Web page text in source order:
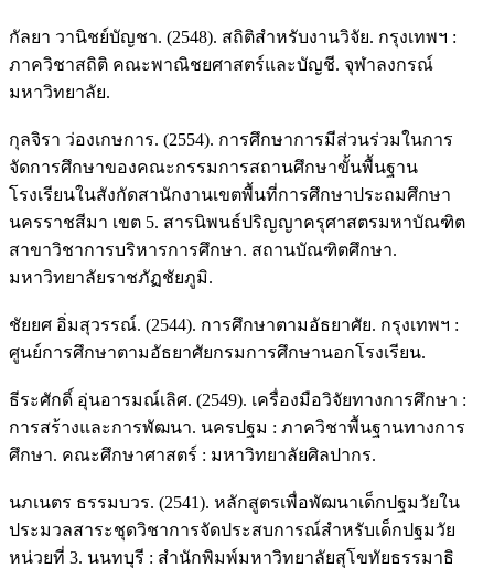
กัลยา วานิชย์บัญชา. (2548). สถิติสำหรับงานวิจัย. กรุงเทพฯ :
ภาควิชาสถิติ คณะพาณิชยศาสตร์และบัญชี. จุฬาลงกรณ์
มหาวิทยาลัย.
กุลจิรา ว่องเกษการ. (2554). การศึกษาการมีส่วนร่วมในการ
จัดการศึกษาของคณะกรรมการสถานศึกษาขั้นพื้นฐาน
โรงเรียนในสังกัดสานักงานเขตพื้นที่การศึกษาประถมศึกษา
นครราชสีมา เขต 5. สารนิพนธ์ปริญญาครุศาสตรมหาบัณฑิต
สาขาวิชาการบริหารการศึกษา. สถานบัณฑิตศึกษา.
มหาวิทยาลัยราชภัฏชัยภูมิ.
ชัยยศ อิ่มสุวรรณ์. (2544). การศึกษาตามอัธยาศัย. กรุงเทพฯ :
ศูนย์การศึกษาตามอัธยาศัยกรมการศึกษานอกโรงเรียน.
ธีระศักดิ์ อุ่นอารมณ์เลิศ. (2549). เครื่องมือวิจัยทางการศึกษา :
การสร้างและการพัฒนา. นครปฐม : ภาควิชาพื้นฐานทางการ
ศึกษา. คณะศึกษาศาสตร์ : มหาวิทยาลัยศิลปากร.
นภเนตร ธรรมบวร. (2541). หลักสูตรเพื่อพัฒนาเด็กปฐมวัยใน
ประมวลสาระชุดวิชาการจัดประสบการณ์สำหรับเด็กปฐมวัย
หน่วยที่ 3. นนทบุรี : สำนักพิมพ์มหาวิทยาลัยสุโขทัยธรรมาธิ